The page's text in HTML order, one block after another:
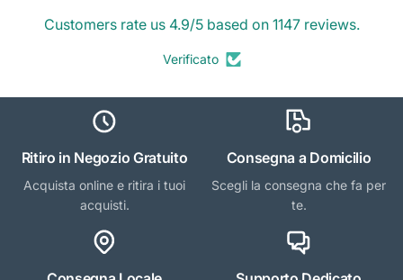
Customers rate us 4.9/5 based on 1147 reviews.
Verificato
Ritiro in Negozio Gratuito
Acquista online e ritira i tuoi
acquisti.
Consegna a Domicilio
Scegli la consegna che fa per
te.